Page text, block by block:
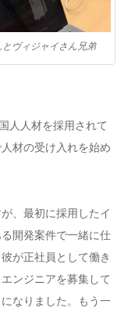
ヴィジャイさん兄弟
人人材を採用されて
材の受け入れを始め
、最初に採用したイ
開発案件で一緒に仕
が正社員として働き
ンジニアを募集して
なりました。もう一